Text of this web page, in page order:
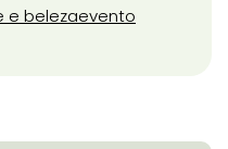
e belezaevento